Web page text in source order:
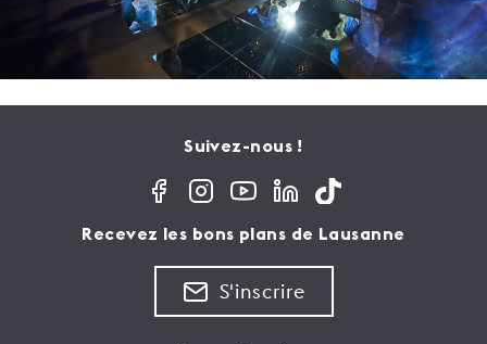
Suivez-nous !
Recevez les bons plans de Lausanne
S'inscrire